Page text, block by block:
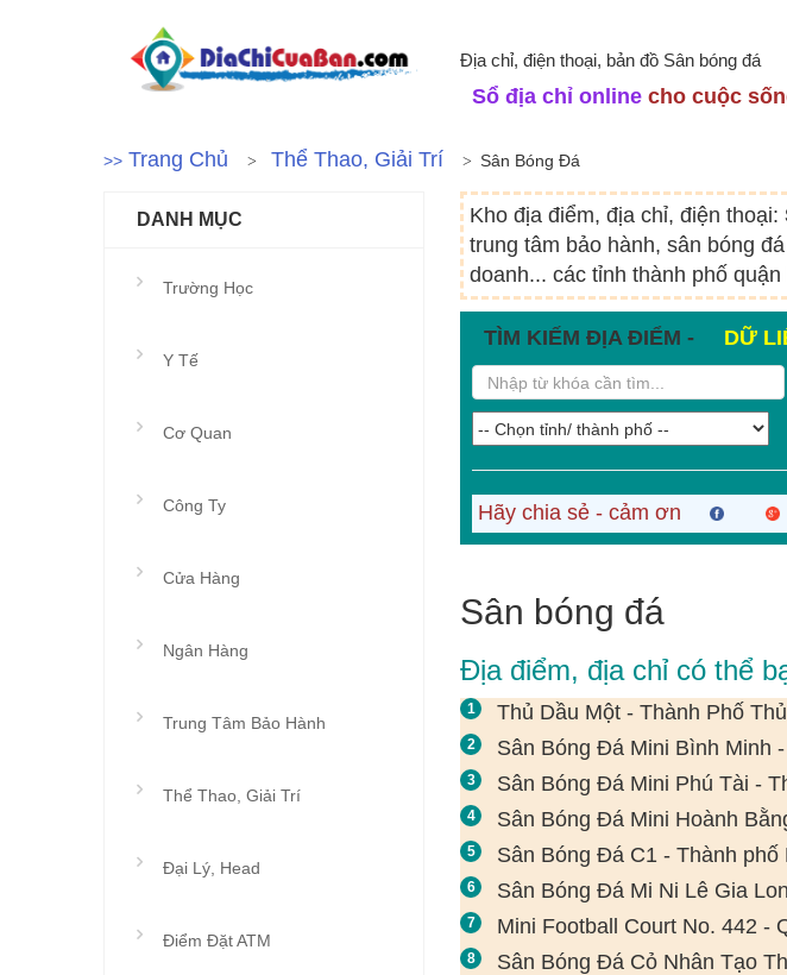
Địa chỉ, điện thoại, bản đồ Sân bóng đá
Sổ địa chỉ online cho cuộc
>> Trang Chủ Thể Thao, Giải Trí Sân Bóng Đá
Kho địa điểm, địa chỉ, điện thoại:
trung tâm bảo hành, sân bóng
doanh... các tỉnh thành phố
TÌM KIẾM ĐỊA ĐIỂM - DỮ
Hãy chia sẻ - cảm ơn
Sân bóng đá
Địa điểm, địa chỉ có thể
Thủ Dầu Một - Thành Phố
Sân Bóng Đá Mini Bình Minh
Sân Bóng Đá Mini Phú Tài -
Sân Bóng Đá Mini Hoành
Sân Bóng Đá C1 - Thành phố
Sân Bóng Đá Mi Ni Lê Gia
Mini Football Court No. 442 -
Sân Bóng Đá Cỏ Nhân Tạo
DANH MỤC
Trường Học
Y Tế
Cơ Quan
Công Ty
Cửa Hàng
Ngân Hàng
Trung Tâm Bảo Hành
Thể Thao, Giải Trí
Đại Lý, Head
Điểm Đặt ATM